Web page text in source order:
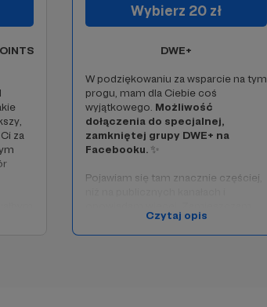
za
(lub
Wybierz 20 zł
DWE+
W podziękowaniu za wsparcie na tym
progu, mam dla Ciebie coś
wyjątkowego. Możliwość
dołączenia do specjalnej,
zamkniętej grupy DWE+ na
Facebooku. ✨
Pojawiam się tam znacznie częściej,
tam niepublikowane nigdzie indziej,
dodatkowe materiały, zdradzam
Czytaj opis